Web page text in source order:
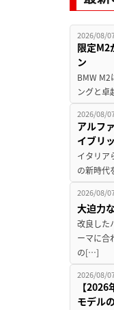
2026/08/
限定M2
ン
BMW M2
ングと卓
2026/08/
アルフ
イブリ
イタリア
の新時代
2026/08/
大迫力
改良した
ーマに合
の[…]
2026/08/
【
モデル